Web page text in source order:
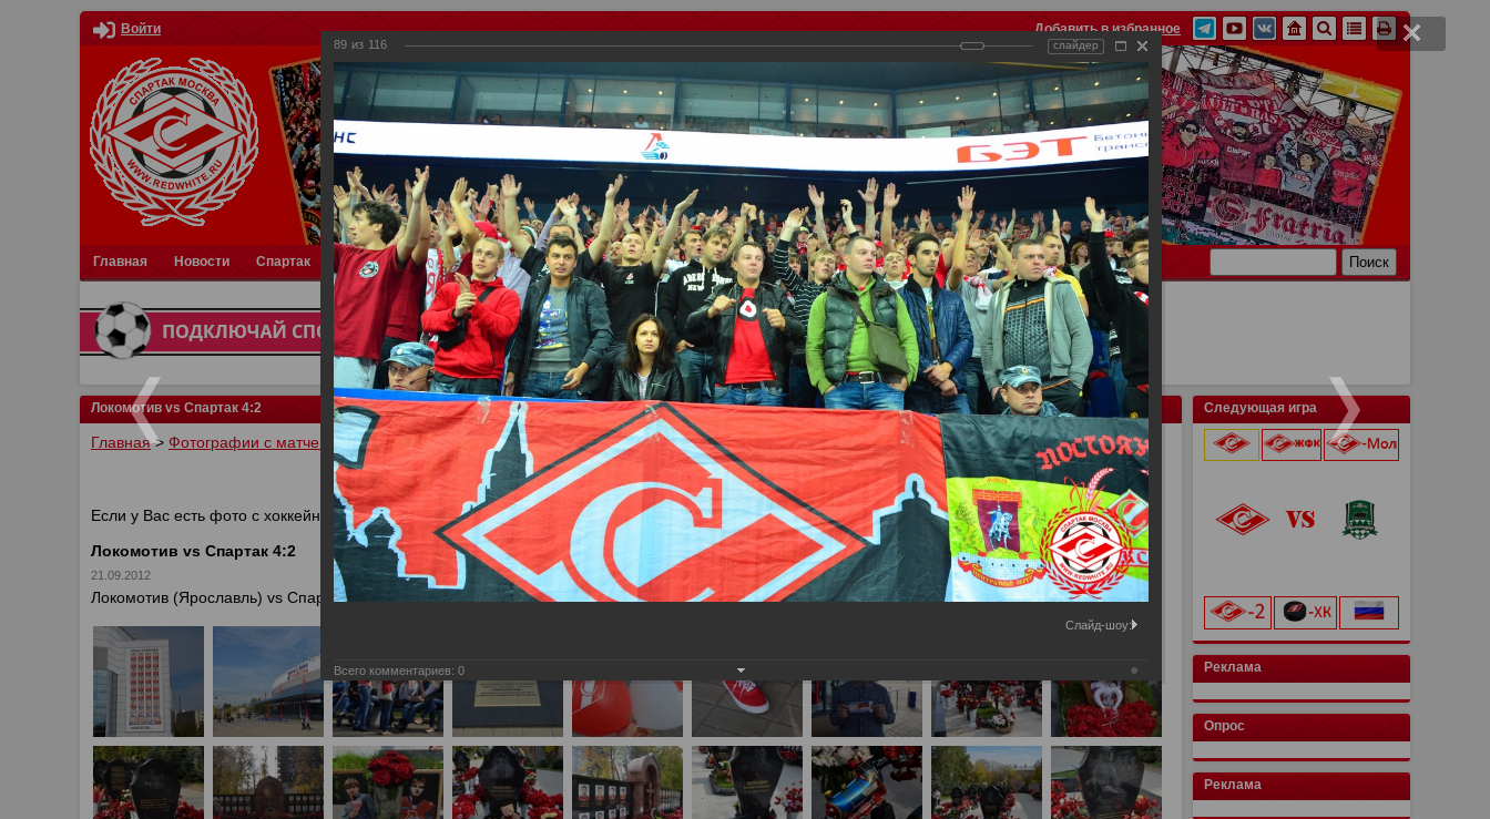
Войти Добавить в избранное
Главная Новости Спартак Турниры Фотки Отчеты Видео Фанату Стадионы О футболе КБ Форум Ссылки Связь
Локомотив vs Спартак 4:2
Главная> Фотографии с матчей Спартака, Сборной Росиии>Сезон 2012-2013>Локомотив vs Спартак 4:2
Уважаемые посетители нашего сайта!
Если у Вас есть фото с хоккейных игр Спартака, высылайте нам на почту, мы обязательно разместим их в этом разделе.
Локомотив vs Спартак 4:2
21.09.2012
Локомотив (Ярославль) vs Спартак 4:2
Следующая игра
Реклама
Опрос
Реклама
89 из 116 слайдер
Слайд-шоу:
Всего комментариев: 0